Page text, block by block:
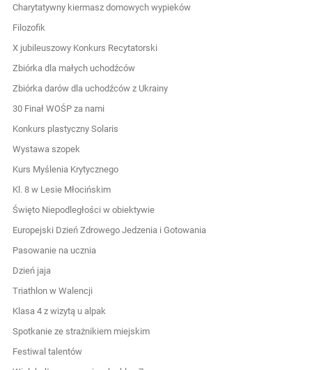
Charytatywny kiermasz domowych wypieków
Filozofik
X jubileuszowy Konkurs Recytatorski
Zbiórka dla małych uchodźców
Zbiórka darów dla uchodźców z Ukrainy
30 Finał WOŚP za nami
Konkurs plastyczny Solaris
Wystawa szopek
Kurs Myślenia Krytycznego
Kl. 8 w Lesie Młocińskim
Święto Niepodległości w obiektywie
Europejski Dzień Zdrowego Jedzenia i Gotowania
Pasowanie na ucznia
Dzień jaja
Triathlon w Walencji
Klasa 4 z wizytą u alpak
Spotkanie ze strażnikiem miejskim
Festiwal talentów